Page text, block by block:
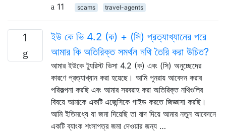
11
scams travel-agents
1
ইউ কে ভি 4.2 (ক) + (সি) প্রত্যাখ্যানের পরে
আমার কি অতিরিক্ত সমর্থন নথি তৈরি করা উচিত?
আমার ইউকে ট্যুরিস্ট ভিসা 4.2 (ক) এবং (সি) অনুচ্ছেদের
কারণে প্রত্যাখ্যান করা হয়েছে। আমি পুনরায় আবেদন করার
পরিকল্পনা করছি এবং আমার সরবরাহ করা অতিরিক্ত নথিগুলির
বিষয়ে আমাকে একটি এজেন্সিকে গাইড করতে জিজ্ঞাসা করছি।
আমি ইতিমধ্যে যা জমা দিয়েছি তা বাদ দিয়ে আমার নতুন আবেদনে
একটি ব্যাংক শংসাপত্র জমা দেওয়ার জন্য …